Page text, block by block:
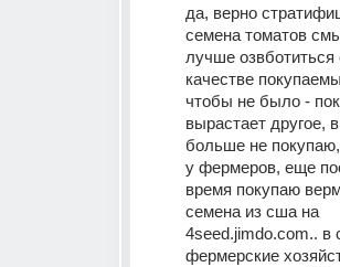
да, верно
семена томатов
лучше озвботиться
качестве
чтобы не было -
вырастает другое,
больше не
у фермеров, еще
время покупаю
семена из сша на
4seed.jimdo.com.. в
фермерские